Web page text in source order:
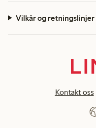
Vilkår og retningslinjer
Kontakt oss